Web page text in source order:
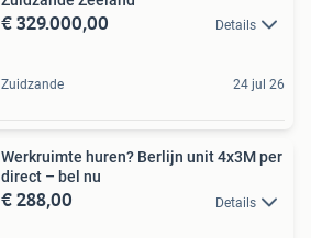
€ 329.000,00 Details
Zuidzande 24 jul 26
Werkruimte huren? Berlijn unit 4x3M per
direct – bel nu
€ 288,00 Details